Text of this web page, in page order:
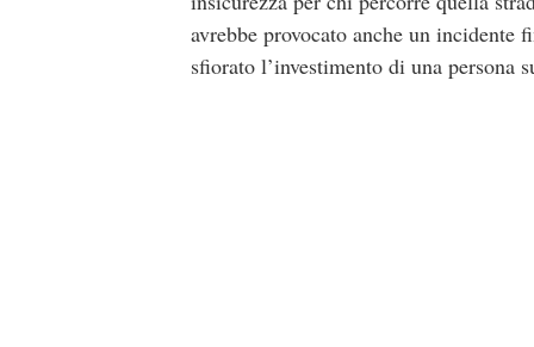
avrebbe provocato anche un incidente
sfiorato l’investimento di una